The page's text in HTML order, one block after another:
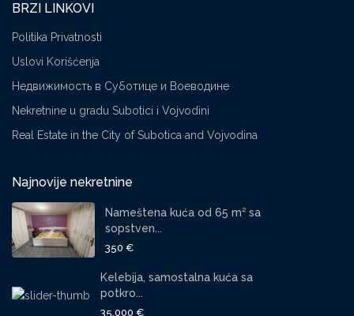
BRZI LINKOVI
Politika Privatnosti
Uslovi Korišćenja
Недвижимость в Суботице и Воеводине
Nekretnine u gradu Subotici i Vojvodini
Real Estate in the City of Subotica and Vojvodina
Najnovije nekretnine
Nameštena kuća od 65 m² sa
sopstven...
350 €
Kelebija, samostalna kuća sa
potkro...
35,000 €